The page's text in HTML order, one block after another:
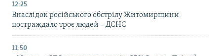
12:25
Внаслідок російського обстрілу Житомирщини
постраждало троє людей – ДСНС
11:50